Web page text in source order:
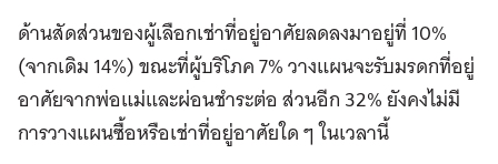
ด้านสัดส่วนของผู้เลือกเช่าที่อยู่อาศัยลดลงมาอยู่ที่ 10%
(จากเดิม 14%) ขณะที่ผู้บริโภค 7% วางแผนจะรับมรดกที่อยู่
อาศัยจากพ่อแม่และผ่อนชำระต่อ ส่วนอีก 32% ยังคงไม่มี
การวางแผนซื้อหรือเช่าที่อยู่อาศัยใด ๆ ในเวลานี้